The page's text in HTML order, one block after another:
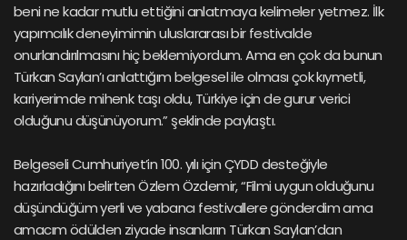
beni ne kadar mutlu ettiğini anlatmaya kelimeler yetmez. İlk
yapımcılık deneyimimin uluslararası bir festivalde
onurlandırılmasını hiç beklemiyordum. Ama en çok da bunun
Türkan Saylan’ı anlattığım belgesel ile olması çok kıymetli,
kariyerimde mihenk taşı oldu, Türkiye için de gurur verici
olduğunu düşünüyorum.” şeklinde paylaştı.
Belgeseli Cumhuriyet’in 100. yılı için ÇYDD desteğiyle
hazırladığını belirten Özlem Özdemir, “Filmi uygun olduğunu
düşündüğüm yerli ve yabancı festivallere gönderdim ama
amacım ödülden ziyade insanların Türkan Saylan’dan